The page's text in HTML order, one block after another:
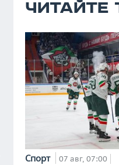
ЧИТАЙТЕ
Спорт 07 авг, 07:00